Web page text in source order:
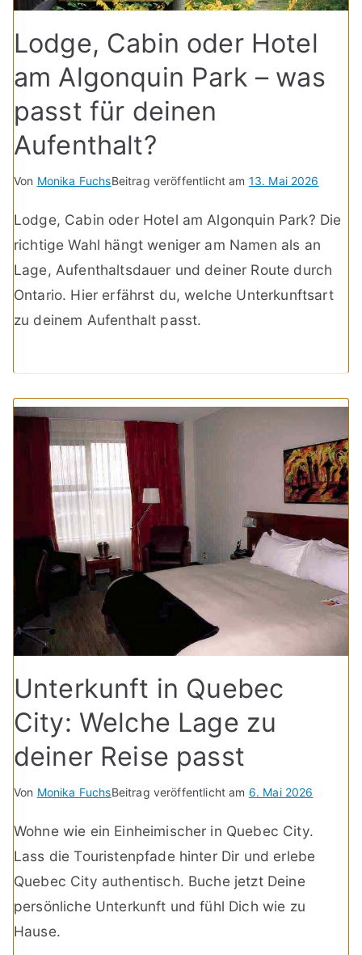
Lodge, Cabin oder Hotel
am Algonquin Park – was
passt für deinen
Aufenthalt?
Von Monika FuchsBeitrag veröffentlicht am 13. Mai 2026
Lodge, Cabin oder Hotel am Algonquin Park? Die
richtige Wahl hängt weniger am Namen als an
Lage, Aufenthaltsdauer und deiner Route durch
Ontario. Hier erfährst du, welche Unterkunftsart
zu deinem Aufenthalt passt.
Unterkunft in Quebec
City: Welche Lage zu
deiner Reise passt
Von Monika FuchsBeitrag veröffentlicht am 6. Mai 2026
Wohne wie ein Einheimischer in Quebec City.
Lass die Touristenpfade hinter Dir und erlebe
Quebec City authentisch. Buche jetzt Deine
persönliche Unterkunft und fühl Dich wie zu
Hause.